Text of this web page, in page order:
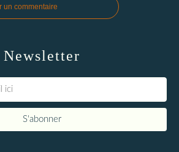
un commentaire
Newsletter